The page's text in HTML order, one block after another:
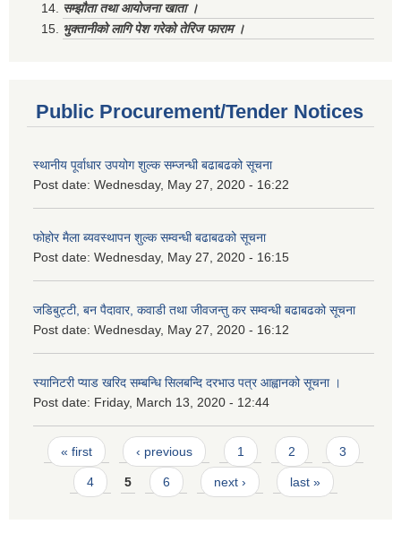
सम्झौता तथा आयोजना खाता ।
भुक्तानीको लागि पेश गरेको तेरिज फाराम ।
Public Procurement/Tender Notices
स्थानीय पूर्वाधार उपयोग शुल्क सम्जन्धी बढाबढको सूचना
Post date: Wednesday, May 27, 2020 - 16:22
फोहोर मैला ब्यवस्थापन शुल्क सम्वन्धी बढाबढको सूचना
Post date: Wednesday, May 27, 2020 - 16:15
जडिबुट्टी, बन पैदावार, कवाडी तथा जीवजन्तु कर सम्वन्धी बढाबढको सूचना
Post date: Wednesday, May 27, 2020 - 16:12
स्यानिटरी प्याड खरिद सम्बन्धि सिलबन्दि दरभाउ पत्र आह्वानको सूचना ।
Post date: Friday, March 13, 2020 - 12:44
Pages
« first ‹ previous 1 2 3
4 5 6 next › last »